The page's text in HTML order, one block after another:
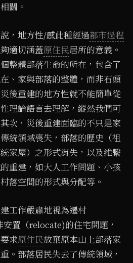
關。
，地方性/感此種經過都市過程
適切涵蓋原住民居所的意義。
整體部落生命的所在，包含了
、家與部落的整體，而非石頭
後重建的地方性就不能簡單從
理論語言去理解，縱然我們可
次，災後重建面臨的不只是家
統領域喪失，部落的歷史（祖
家屋）之形式消失，以及維繫
重建，如大人工作問題、小孩
落空間的形式與分配等。
工作嚴肅地視為遷村
置（relocate)的住宅問題，
求原住民放棄原本山上部落家
。部落居民失去了傳統領域，